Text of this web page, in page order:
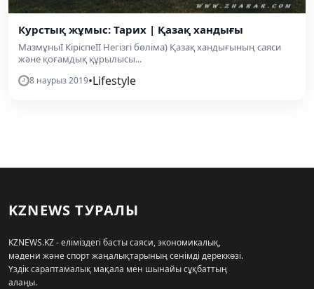
Курстық жұмыс: Тарих | Қазақ хандығы
МазмұныІ КіріспеІІ Негізгі бөліма) Қазақ хандығының саяси
және қоғамдық құрылысы...
8 наурыз 2019•Lifestyle
KZNEWS ТУРАЛЫ
KZNEWS.KZ - еліміздегі басты саяси, экономикалық,
мәдени және спорт жаңалықтарының сенімді дереккөзі.
Үздік сараптамалық мақала мен шынайы сұқбаттың
алаңы.